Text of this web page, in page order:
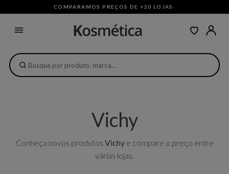
COMPARAMOS PREÇOS DE +20 LOJAS ·
Vichy
Conheça novos produtos Vichye compare o preço entre
várias lojas.